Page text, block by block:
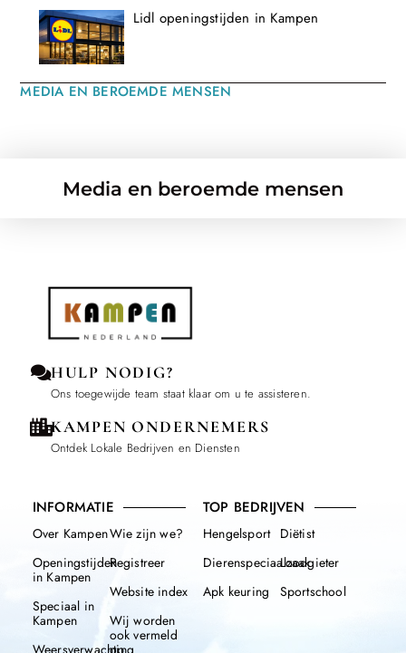
Lidl openingstijden in Kampen
MEDIA EN BEROEMDE MENSEN
Media en beroemde mensen
HULP NODIG?
Ons toegewijde team staat klaar om u te assisteren.
KAMPEN ONDERNEMERS
Ontdek Lokale Bedrijven en Diensten
INFORMATIE
Over Kampen
Openingstijden
in Kampen
Speciaal in
Kampen
Wie zijn we?
Registreer
Website index
Wij worden
ook vermeld
TOP BEDRIJVEN
Hengelsport
Dierenspeciaalzaak
Apk keuring
Diëtist
Loodgieter
Sportschool